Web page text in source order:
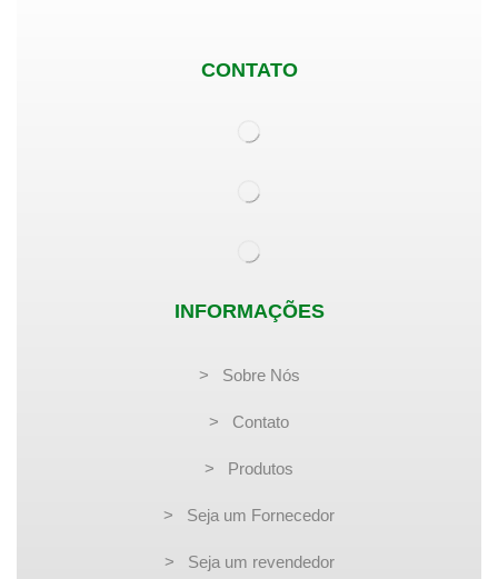
CONTATO
INFORMAÇÕES
> Sobre Nós
> Contato
> Produtos
> Seja um Fornecedor
> Seja um revendedor